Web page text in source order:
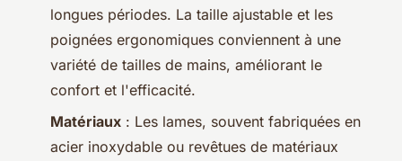
longues périodes. La taille ajustable et les
poignées ergonomiques conviennent à une
variété de tailles de mains, améliorant le
confort et l'efficacité.
Matériaux : Les lames, souvent fabriquées en
acier inoxydable ou revêtues de matériaux